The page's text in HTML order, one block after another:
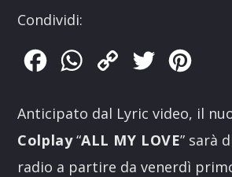
Condividi:
FacebookWhatsApp
Copy
Twitter
Anticipato dal Lyric video, il
Colplay“ALL MY LOVE” sarà
radio a partire da venerdì